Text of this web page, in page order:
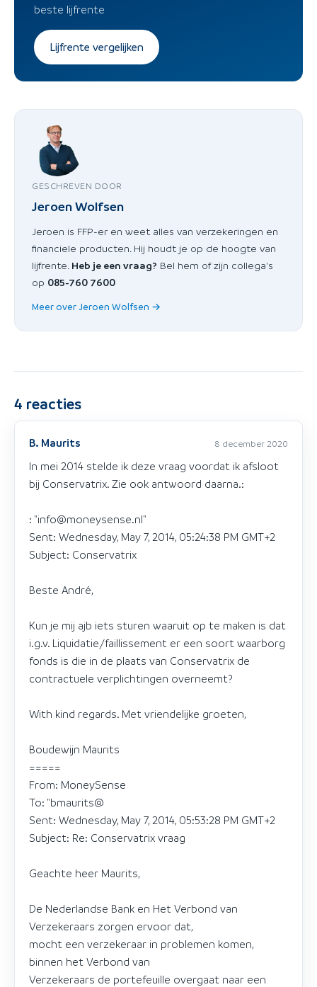
beste lijfrente
Lijfrente vergelijken
GESCHREVEN DOOR
Jeroen Wolfsen
Jeroen is FFP-er en weet alles van verzekeringen en
financiele producten. Hij houdt je op de hoogte van
lijfrente. Heb je een vraag? Bel hem of zijn collega's
op 085-760 7600
Meer over Jeroen Wolfsen →
4 reacties
B. Maurits 8 december 2020
In mei 2014 stelde ik deze vraag voordat ik afsloot
bij Conservatrix. Zie ook antwoord daarna.:
: "info@moneysense.nl"
Sent: Wednesday, May 7, 2014, 05:24:38 PM GMT+2
Subject: Conservatrix
Beste André,
Kun je mij ajb iets sturen waaruit op te maken is dat
i.g.v. Liquidatie/faillissement er een soort waarborg
fonds is die in de plaats van Conservatrix de
contractuele verplichtingen overneemt?
With kind regards. Met vriendelijke groeten,
Boudewijn Maurits
=====
From: MoneySense
To: "bmaurits@
Sent: Wednesday, May 7, 2014, 05:53:28 PM GMT+2
Subject: Re: Conservatrix vraag
Geachte heer Maurits,
De Nederlandse Bank en Het Verbond van
Verzekeraars zorgen ervoor dat,
mocht een verzekeraar in problemen komen,
binnen het Verbond van
Verzekeraars de portefeuille overgaat naar een